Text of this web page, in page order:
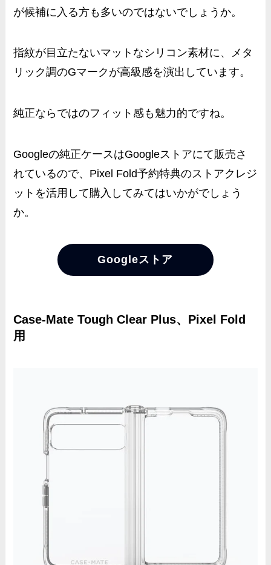
が候補に入る方も多いのではないでしょうか。
指紋が目立たないマットなシリコン素材に、メタ
リック調のGマークが高級感を演出しています。
純正ならではのフィット感も魅力的ですね。
Googleの純正ケースはGoogleストアにて販売さ
れているので、Pixel Fold予約特典のストアクレジ
ットを活用して購入してみてはいかがでしょう
か。
Googleストア
Case-Mate Tough Clear Plus、Pixel Fold
用